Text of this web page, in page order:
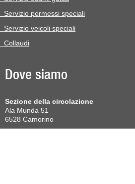
Servizio permessi speciali
Servizio veicoli speciali
Collaudi
Dove siamo
Sezione della circolazione
Ala Munda 51
6528 Camorino